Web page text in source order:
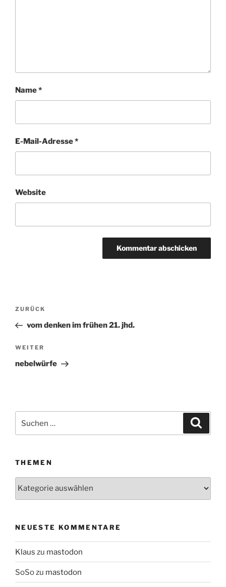
Name*
E-Mail-Adresse*
Website
Beitragsnavigation
Vorheriger
Beitrag
ZURÜCK
vom denken im frühen 21. jhd.
Nächster
Beitrag
WEITER
nebelwürfe
THEMEN
Themen
NEUESTE KOMMENTARE
Klaus zu mastodon
SoSozu mastodon